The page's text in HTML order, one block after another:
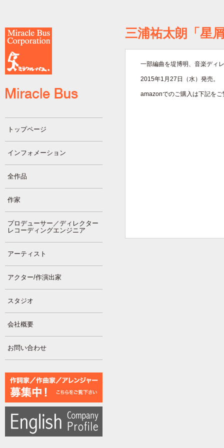
トップページ
インフォメーション
全作品
作家
プロデューサー／ディレクター
レコーディングエンジニア
アーティスト
アクター/作演出家
スタジオ
会社概要
お問い合わせ
三浦祐太朗「星
一部編曲を堤博明、音楽ディ
2015年1月27日（水）発売。
amazonでのご購入は下記をご